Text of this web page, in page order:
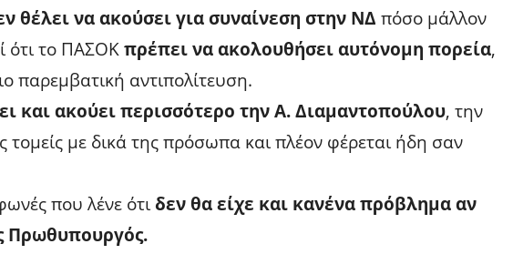
θέλει να ακούσει για συναίνεση στην ΝΔ πόσο μάλλον
ότι το ΠΑΣΟΚπρέπει να ακολουθήσει αυτόνομη πορεία,
παρεμβατική αντιπολίτευση.
και ακούει περισσότερο την Α. Διαμαντοπούλου, την
τομείς με δικά της πρόσωπα και πλέον φέρεται ήδη σαν
που λένε ότι δεν θα είχε και κανένα πρόβλημα αν
Πρωθυπουργός.